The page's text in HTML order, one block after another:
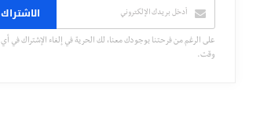
الاشتراك
على الرغم من فرحتنا بوجودك معنا، لك الحرية في إلغاء الإشتراك في أي
وقت.